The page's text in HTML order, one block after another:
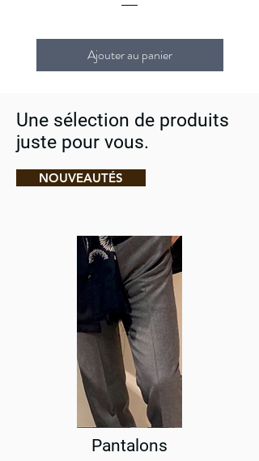
Ajouter au panier
Une sélection de produits
juste pour vous.
NOUVEAUTÉS
Pantalons